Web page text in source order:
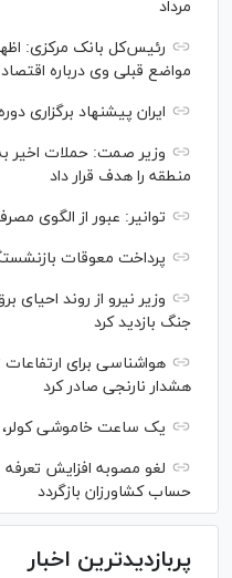
مرداد
رئیس‌کل بانک مرکزی:
مواضع قبلی وی درباره
ایران پیشنهاد برگزاری
وزیر صمت: حملات اخیر
منطقه را هدف قرار داد
توانیر: عبور از الگوی
پرداخت معوقات
وزیر نیرو از روند
جنگ بازدید کرد
هواشناسی برای ارتفاعات
هشدار نارنجی صادر کرد
یک ساعت خاموشی کولر، ۵۰۰ هزار نفر را سیراب می‌کند
لغو مصوبه افزایش تعرفه
حساب کشاورزان بازگردد
پربازدیدترین اخبار